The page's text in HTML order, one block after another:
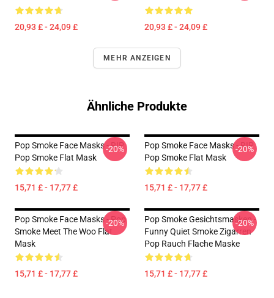
20,93 £ - 24,09 £ 20,93 £ - 24,09 £
MEHR ANZEIGEN
Ähnliche Produkte
Pop Smoke Face Masks - RIP
Pop Smoke Flat Mask
15,71 £ - 17,77 £
-20%
Pop Smoke Face Masks - RIP
Pop Smoke Flat Mask
15,71 £ - 17,77 £
-20%
Pop Smoke Face Masks - Pop
Smoke Meet The Woo Flat
Mask
15,71 £ - 17,77 £
-20%
Pop Smoke Gesichtsmasken -
Funny Quiet Smoke Zigarren
Pop Rauch Flache Maske
15,71 £ - 17,77 £
-20%